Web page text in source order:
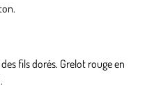
fils dorés. Grelot rouge en